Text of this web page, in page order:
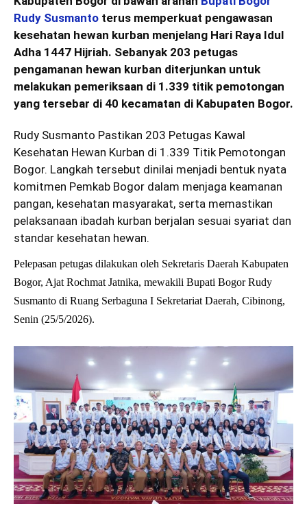
Rudy Susmanto terus memperkuat pengawasan
kesehatan hewan kurban menjelang Hari Raya Idul
Adha 1447 Hijriah. Sebanyak 203 petugas
pengamanan hewan kurban diterjunkan untuk
melakukan pemeriksaan di 1.339 titik pemotongan
yang tersebar di 40 kecamatan di Kabupaten Bogor.
Rudy Susmanto Pastikan 203 Petugas Kawal
Kesehatan Hewan Kurban di 1.339 Titik Pemotongan
Bogor. Langkah tersebut dinilai menjadi bentuk nyata
komitmen Pemkab Bogor dalam menjaga keamanan
pangan, kesehatan masyarakat, serta memastikan
pelaksanaan ibadah kurban berjalan sesuai syariat dan
standar kesehatan hewan.
Pelepasan petugas dilakukan oleh Sekretaris Daerah Kabupaten
Bogor, Ajat Rochmat Jatnika, mewakili Bupati Bogor Rudy
Susmanto di Ruang Serbaguna I Sekretariat Daerah, Cibinong,
Senin (25/5/2026).